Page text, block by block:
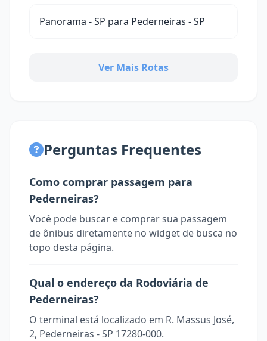
Panorama - SP para Pederneiras - SP
Ver Mais Rotas
Perguntas Frequentes
Como comprar passagem para
Pederneiras?
Você pode buscar e comprar sua passagem
de ônibus diretamente no widget de busca no
topo desta página.
Qual o endereço da Rodoviária de
Pederneiras?
O terminal está localizado em R. Massus José,
2, Pederneiras - SP 17280-000.